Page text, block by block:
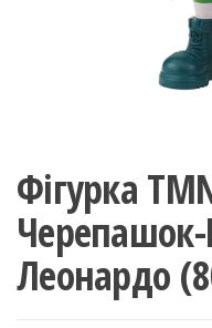
Фігурка
Леонардо